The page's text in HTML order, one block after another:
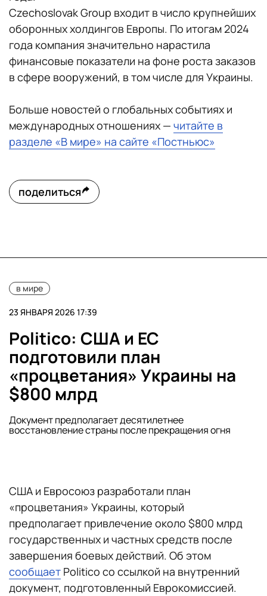
Czechoslovak Group входит в число крупнейших
оборонных холдингов Европы. По итогам 2024
года компания значительно нарастила
финансовые показатели на фоне роста заказов
в сфере вооружений, в том числе для Украины.
Больше новостей о глобальных событиях и
международных отношениях — читайте в
разделе «В мире» на сайте «Постньюс»
поделиться
в мире
23 ЯНВАРЯ 2026 17:39
Politico: США и ЕС
подготовили план
«процветания» Украины на
$800 млрд
Документ предполагает десятилетнее
восстановление страны после прекращения огня
США и Евросоюз разработали план
«процветания» Украины, который
предполагает привлечение около $800 млрд
государственных и частных средств после
завершения боевых действий. Об этом
сообщает Politico со ссылкой на внутренний
документ, подготовленный Еврокомиссией.